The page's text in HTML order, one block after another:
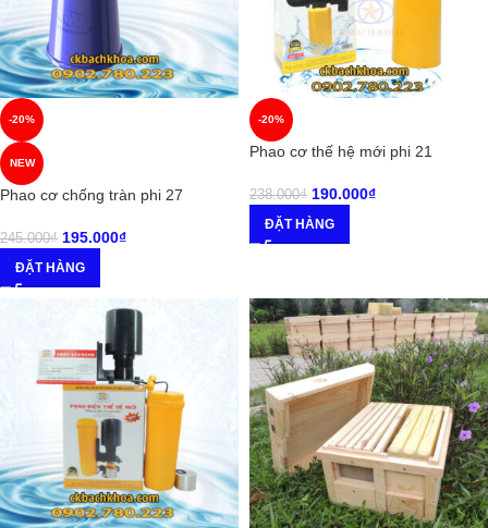
-20%
NEW
Phao cơ chống tràn phi 27
245.000₫ 195.000₫
ĐẶT HÀNG
-20%
Phao cơ thế hệ mới phi 21
238.000₫ 190.000₫
ĐẶT HÀNG